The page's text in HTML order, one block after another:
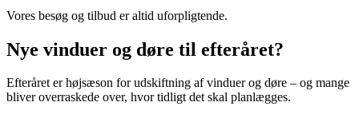
Vores besøg og tilbud er altid uforpligtende.
Nye vinduer og døre til efteråret?
Efteråret er højsæson for udskiftning af vinduer og døre – og mange
bliver overraskede over, hvor tidligt det skal planlægges.